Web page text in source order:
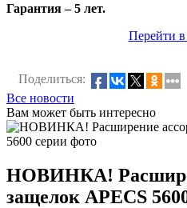
Гарантия – 5 лет.
Перейти в
Поделиться:
Все новости
Вам может быть интересно
НОВИНКА!
защелок APECS